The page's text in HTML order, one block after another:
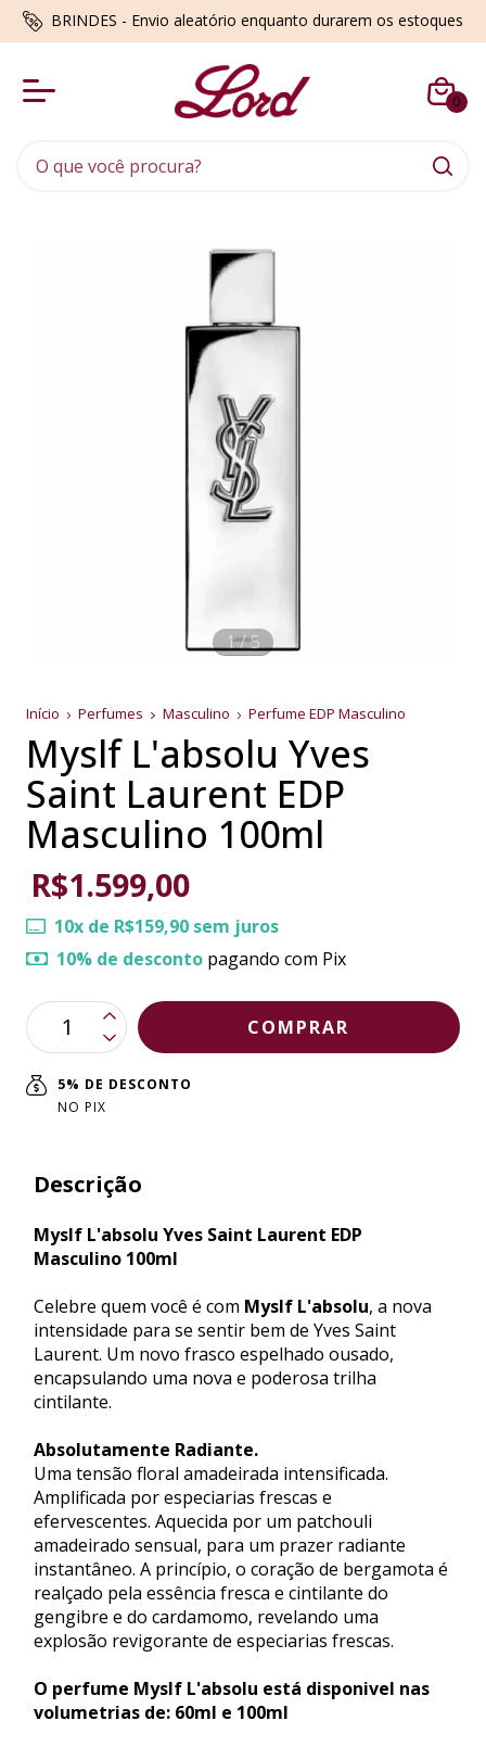
BRINDES - Envio aleatório enquanto durarem os estoques
0
1/5
Início Perfumes Masculino Perfume EDP Masculino
Myslf L'absolu Yves
Saint Laurent EDP
Masculino 100ml
R$1.599,00
10x de R$159,90 sem juros
10% de desconto pagando com Pix
5% DE DESCONTO
NO PIX
Descrição
Myslf L'absolu Yves Saint Laurent EDP
Masculino 100ml
Celebre quem você é com Myslf L'absolu, a nova
intensidade para se sentir bem de Yves Saint
Laurent. Um novo frasco espelhado ousado,
encapsulando uma nova e poderosa trilha
cintilante.
Absolutamente Radiante.
Uma tensão floral amadeirada intensificada.
Amplificada por especiarias frescas e
efervescentes. Aquecida por um patchouli
amadeirado sensual, para um prazer radiante
instantâneo. A princípio, o coração de bergamota é
realçado pela essência fresca e cintilante do
gengibre e do cardamomo, revelando uma
explosão revigorante de especiarias frescas.
O perfume Myslf L'absolu está disponivel nas
volumetrias de: 60ml e 100ml